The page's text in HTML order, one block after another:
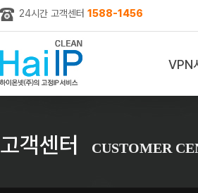
24시간 고객센터 1588-1456
VPN
고객센터 CUSTOMER